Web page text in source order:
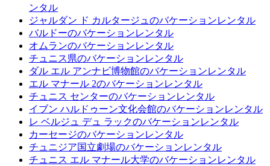
ンタル
ジャルダン ド カルタージュのバケーションレンタル
バルドーのバケーションレンタル
オムランのバケーションレンタル
チュニス県のバケーションレンタル
ダル エル アンナビ博物館のバケーションレンタル
エル マナール 2のバケーションレンタル
チュニス センターのバケーションレンタル
イブン ハルドゥーン文化会館のバケーションレンタル
レ ベルジュ デュ ラックのバケーションレンタル
カーセージのバケーションレンタル
チュニジア国立劇場のバケーションレンタル
チュニス エル マナール大学のバケーションレンタル